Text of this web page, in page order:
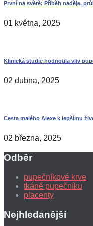
První na světě: Příběh naděje,
01 května, 2025
Klinická studie hodnotila vliv
02 dubna, 2025
Cesta malého Alexe k lepšímu
02 března, 2025
Odběr
pupečníkové krve
tkáně pupečníku
placenty
Nejhledanější